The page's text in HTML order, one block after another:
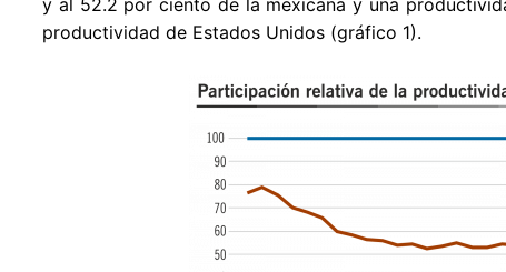
y al 52.2 por ciento de la mexicana y una
productividad de Estados Unidos (gráfico 1).